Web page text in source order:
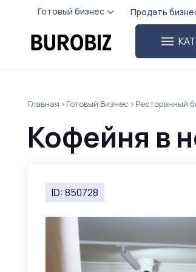
Готовый бизнес Продать
Главная Готовый Бизнес Ресторанный
Кофейня в
ID: 850728